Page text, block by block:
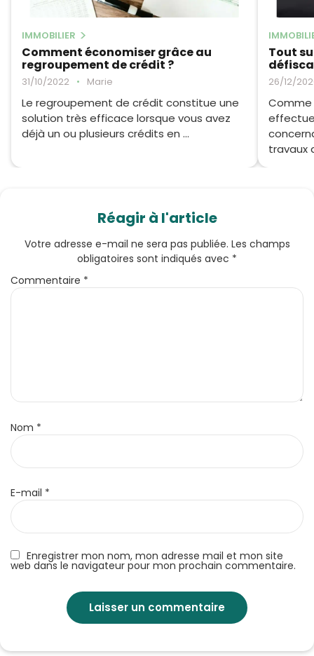
IMMOBILIER
Comment économiser grâce au
regroupement de crédit ?
31/10/2022 • Marie
Le regroupement de crédit constitue une
solution très efficace lorsque vous avez
déjà un ou plusieurs crédits en ...
Tout
26/12/
Comme
travaux
Réagir à l'article
Enregistrer mon nom, mon adresse mail et mon site
web dans le navigateur pour mon prochain commentaire.
Votre adresse e-mail ne sera pas publiée. Les champs
obligatoires sont indiqués avec *
Commentaire *
Nom *
E-mail *